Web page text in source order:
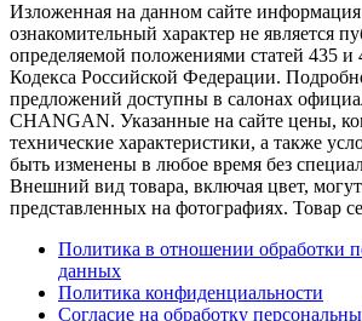
Изложенная на данном сайте
ознакомительный характер не является
определяемой положениями статей 435 и
Кодекса Российской Федерации.
предложений доступны в салонах
CHANGAN. Указанные на сайте цены,
технические характеристики, а также
быть изменены в любое время без
Внешний вид товара, включая цвет, могут
представленных на фотографиях. Товар
Политика в отношении обработки
данных
Политика конфиденциальности
Согласие на обработку